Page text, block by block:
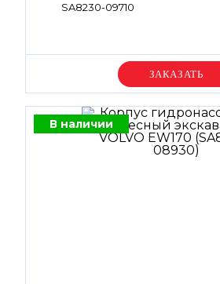
SA8230-09710
Уточняйте цену
В наличии